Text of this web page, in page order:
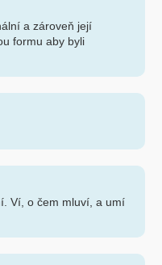
a zároveň její
formu aby byli
Ví, o čem mluví, a umí